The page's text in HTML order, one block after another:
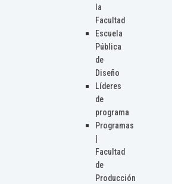
la
Facultad
Escuela
Pública
de
Diseño
Líderes
de
programa
Programas
Facultad
de
Producción